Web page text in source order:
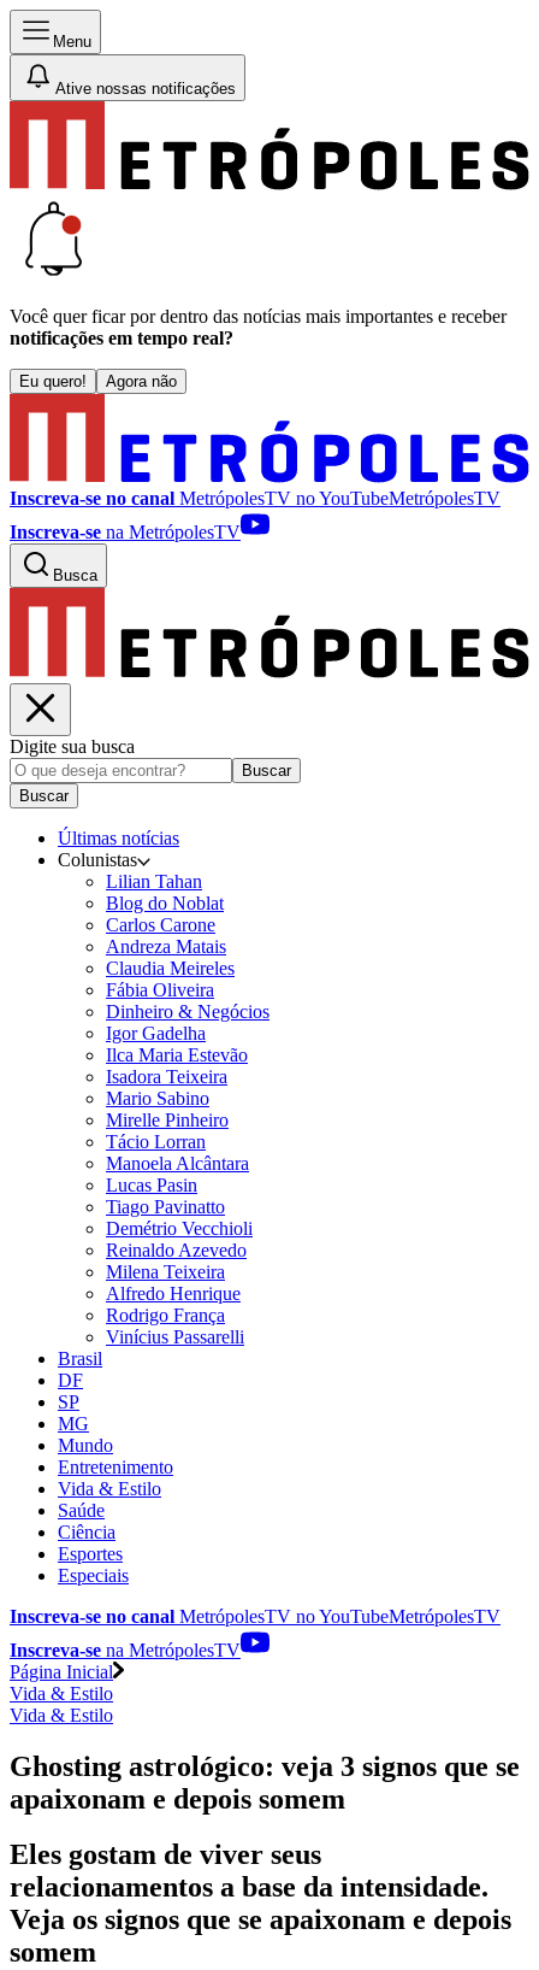
Menu
Ative nossas notificações
Você quer ficar por dentro das notícias mais importantes e receber
notificações em tempo real?
Eu quero! Agora não
Inscreva-se no canal MetrópolesTV noYouTubeMetrópolesTV
Inscreva-se na MetrópolesTV
Busca
Digite sua busca
Buscar
Buscar
Últimas notícias
Colunistas
Lilian Tahan
Blog do Noblat
Carlos Carone
Andreza Matais
Claudia Meireles
Fábia Oliveira
Dinheiro & Negócios
Igor Gadelha
Ilca Maria Estevão
Isadora Teixeira
Mario Sabino
Mirelle Pinheiro
Tácio Lorran
Manoela Alcântara
Lucas Pasin
Tiago Pavinatto
Demétrio Vecchioli
Reinaldo Azevedo
Milena Teixeira
Alfredo Henrique
Rodrigo França
Vinícius Passarelli
Brasil
DF
SP
MG
Mundo
Entretenimento
Vida & Estilo
Saúde
Ciência
Esportes
Especiais
Inscreva-se no canal MetrópolesTV noYouTubeMetrópolesTV
Inscreva-se na MetrópolesTV
Página Inicial
Vida & Estilo
Vida & Estilo
Ghosting astrológico: veja 3 signos que se
apaixonam e depois somem
Eles gostam de viver seus
relacionamentos a base da intensidade.
Veja os signos que se apaixonam e depois
somem